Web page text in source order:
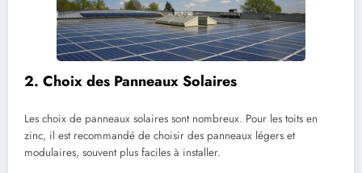
2. Choix des Panneaux Solaires
Les choix de panneaux solaires sont nombreux. Pour les toits en
zinc, il est recommandé de choisir des panneaux légers et
modulaires, souvent plus faciles à installer.